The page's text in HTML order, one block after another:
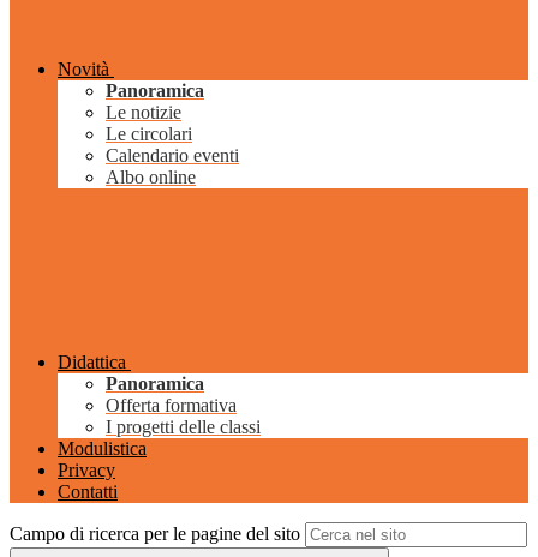
Novità
Panoramica
Le notizie
Le circolari
Calendario eventi
Albo online
Didattica
Panoramica
Offerta formativa
I progetti delle classi
Modulistica
Privacy
Contatti
Campo di ricerca per le pagine del sito